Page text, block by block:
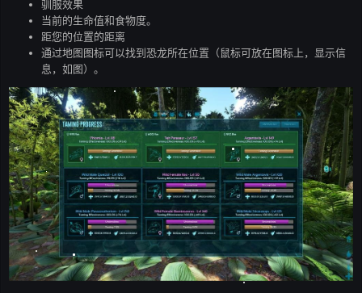
驯服效果
当前的生命值和食物度。
距您的位置的距离
通过地图图标可以找到恐龙所在位置（鼠标可放在图标上，显示信
息，如图）。